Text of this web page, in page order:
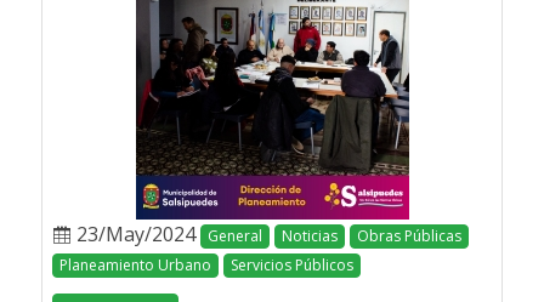
23/May/2024 General Noticias
Obras Públicas
Planeamiento Urbano
Servicios Públicos